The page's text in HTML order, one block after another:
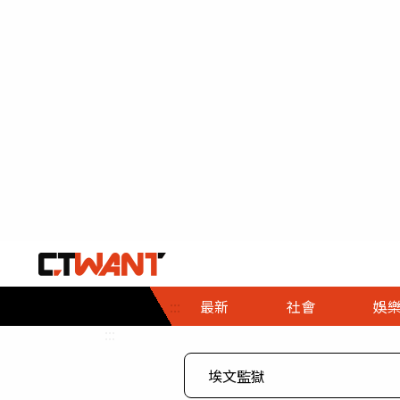
::: 最新 社會
社會首頁
時事
娛樂
娛樂首頁
即時
專題
財經首頁
熱線
３Ｃ
政